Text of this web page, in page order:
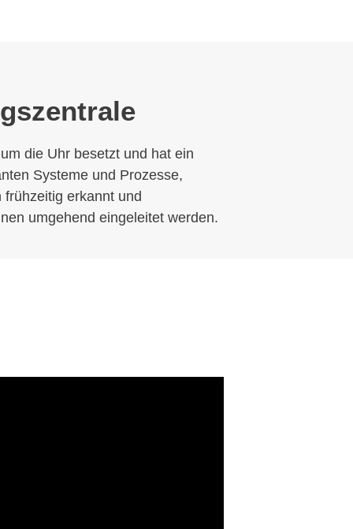
die Uhr besetzt und hat ein
Systeme und Prozesse,
erkannt und
umgehend eingeleitet werden.